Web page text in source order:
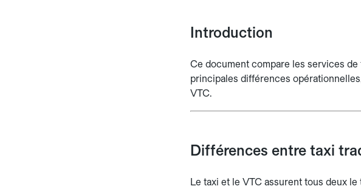
Introduction
Ce document compare les services
principales différences
VTC.
Différences entre taxi
Le taxi et le VTC assurent tous deux